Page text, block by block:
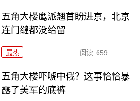
五角大楼鹰派翘首盼进京，北京
连门缝都没给留
最热 阅读 659
五角大楼吓唬中俄？这事恰恰暴
露了美军的底裤